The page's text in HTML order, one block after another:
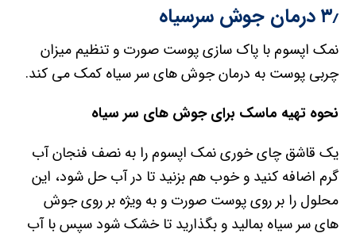
۳٫ درمان جوش سرسیاه
نمک اپسوم با پاک سازی پوست صورت و تنظیم میزان
چربی پوست به درمان جوش های سر سیاه کمک می کند.
نحوه تهیه ماسک برای جوش های سر سیاه
یک قاشق چای خوری نمک اپسوم را به نصف فنجان آب
گرم اضافه کنید و خوب هم بزنید تا در آب حل شود، این
محلول را بر روی پوست صورت و به ویژه بر روی جوش
های سر سیاه بمالید و بگذارید تا خشک شود سپس با آب